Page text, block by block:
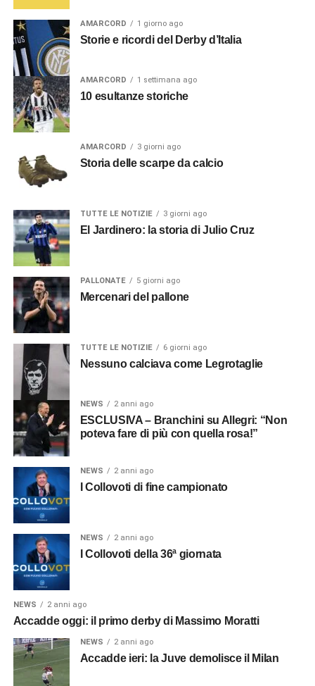
AMARCORD 1 giorno ago
Storie e ricordi del Derby d’Italia
AMARCORD 1 settimana ago
10 esultanze storiche
AMARCORD 3 giorni ago
Storia delle scarpe da calcio
TUTTE LE NOTIZIE 3 giorni ago
El Jardinero: la storia di Julio Cruz
PALLONATE 5 giorni ago
Mercenari del pallone
TUTTE LE NOTIZIE 6 giorni ago
Nessuno calciava come Legrotaglie
NEWS 2 anni ago
ESCLUSIVA – Branchini su Allegri: “Non
poteva fare di più con quella rosa!”
NEWS 2 anni ago
I Collovoti di fine campionato
NEWS 2 anni ago
I Collovoti della 36ª giornata
NEWS 2 anni ago
Accadde oggi: il primo derby di Massimo Moratti
NEWS 2 anni ago
Accadde ieri: la Juve demolisce il Milan